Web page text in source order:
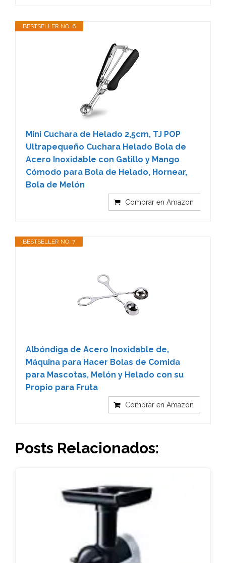
BESTSELLER NO. 6
Mini Cuchara de Helado 2,5cm, TJ POP
Ultrapequeño Cuchara Helado Bola de
Acero Inoxidable con Gatillo y Mango
Cómodo para Bola de Helado, Hornear,
Bola de Melón
Comprar en Amazon
BESTSELLER NO. 7
Albóndiga de Acero Inoxidable de,
Máquina para Hacer Bolas de Comida
para Mascotas, Melón y Helado con su
Propio para Fruta
Comprar en Amazon
Posts Relacionados: